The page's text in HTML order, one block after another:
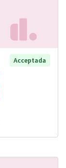
Acceptada